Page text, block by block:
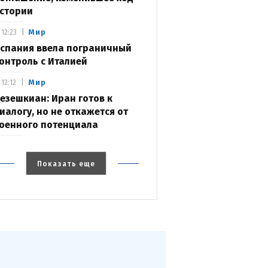
Мир
ввела пограничный
с Италией
12:23
Мир
Иран готов к
но не откажется от
потенциала
12:12
Показать еще